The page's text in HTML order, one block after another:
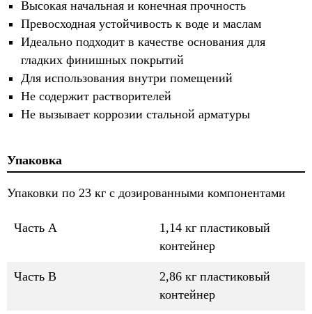
Высокая начальная и конечная прочность
Превосходная устойчивость к воде и маслам
Идеально подходит в качестве основания для
гладких финишных покрытий
Для использования внутри помещений
Не содержит растворителей
Не вызывает коррозии стальной арматуры
Упаковка
Упаковки по 23 кг с дозированными компонентами
Часть A
1,14 кг пластиковый
контейнер
Часть B
2,86 кг пластиковый
контейнер